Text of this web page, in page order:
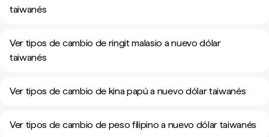
taiwanés
Ver tipos de cambio de ringit malasio a nuevo dólar
taiwanés
Ver tipos de cambio de kina papú a nuevo dólar taiwanés
Ver tipos de cambio de peso filipino a nuevo dólar taiwanés